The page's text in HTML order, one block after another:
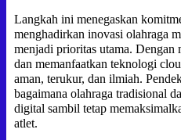
Langkah ini menegaskan
menghadirkan inovasi olahraga
menjadi prioritas utama. Dengan
dan memanfaatkan teknologi
aman, terukur, dan ilmiah.
bagaimana olahraga tradisional
digital sambil tetap
atlet.